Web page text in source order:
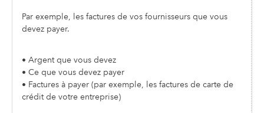
Par exemple, les factures de vos fournisseurs que vous
devez payer.
• Argent que vous devez
• Ce que vous devez payer
• Factures à payer (par exemple, les factures de carte de
crédit de votre entreprise)